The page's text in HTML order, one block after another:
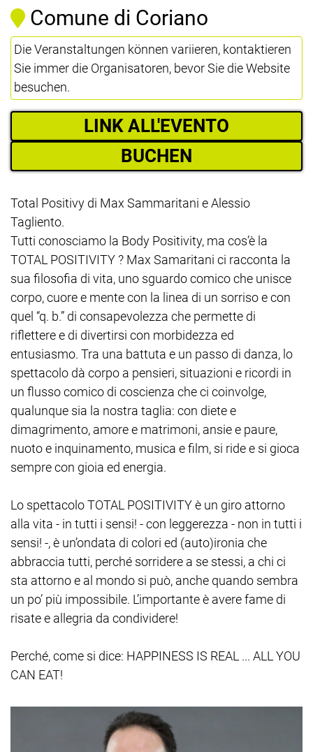
Comune di Coriano
Die Veranstaltungen können variieren, kontaktieren
Sie immer die Organisatoren, bevor Sie die Website
besuchen.
LINK ALL'EVENTO
BUCHEN
Total Positivy di Max Sammaritani e Alessio
Tagliento.
Tutti conosciamo la Body Positivity, ma cos’è la
TOTAL POSITIVITY ? Max Samaritani ci racconta la
sua filosofia di vita, uno sguardo comico che unisce
corpo, cuore e mente con la linea di un sorriso e con
quel “q. b.” di consapevolezza che permette di
riflettere e di divertirsi con morbidezza ed
entusiasmo. Tra una battuta e un passo di danza, lo
spettacolo dà corpo a pensieri, situazioni e ricordi in
un flusso comico di coscienza che ci coinvolge,
qualunque sia la nostra taglia: con diete e
dimagrimento, amore e matrimoni, ansie e paure,
nuoto e inquinamento, musica e film, si ride e si gioca
sempre con gioia ed energia.
Lo spettacolo TOTAL POSITIVITY è un giro attorno
alla vita - in tutti i sensi! - con leggerezza - non in tutti i
sensi! -, è un’ondata di colori ed (auto)ironia che
abbraccia tutti, perché sorridere a se stessi, a chi ci
sta attorno e al mondo si può, anche quando sembra
un po’ più impossibile. L’importante è avere fame di
risate e allegria da condividere!
Perché, come si dice: HAPPINESS IS REAL ... ALL YOU
CAN EAT!